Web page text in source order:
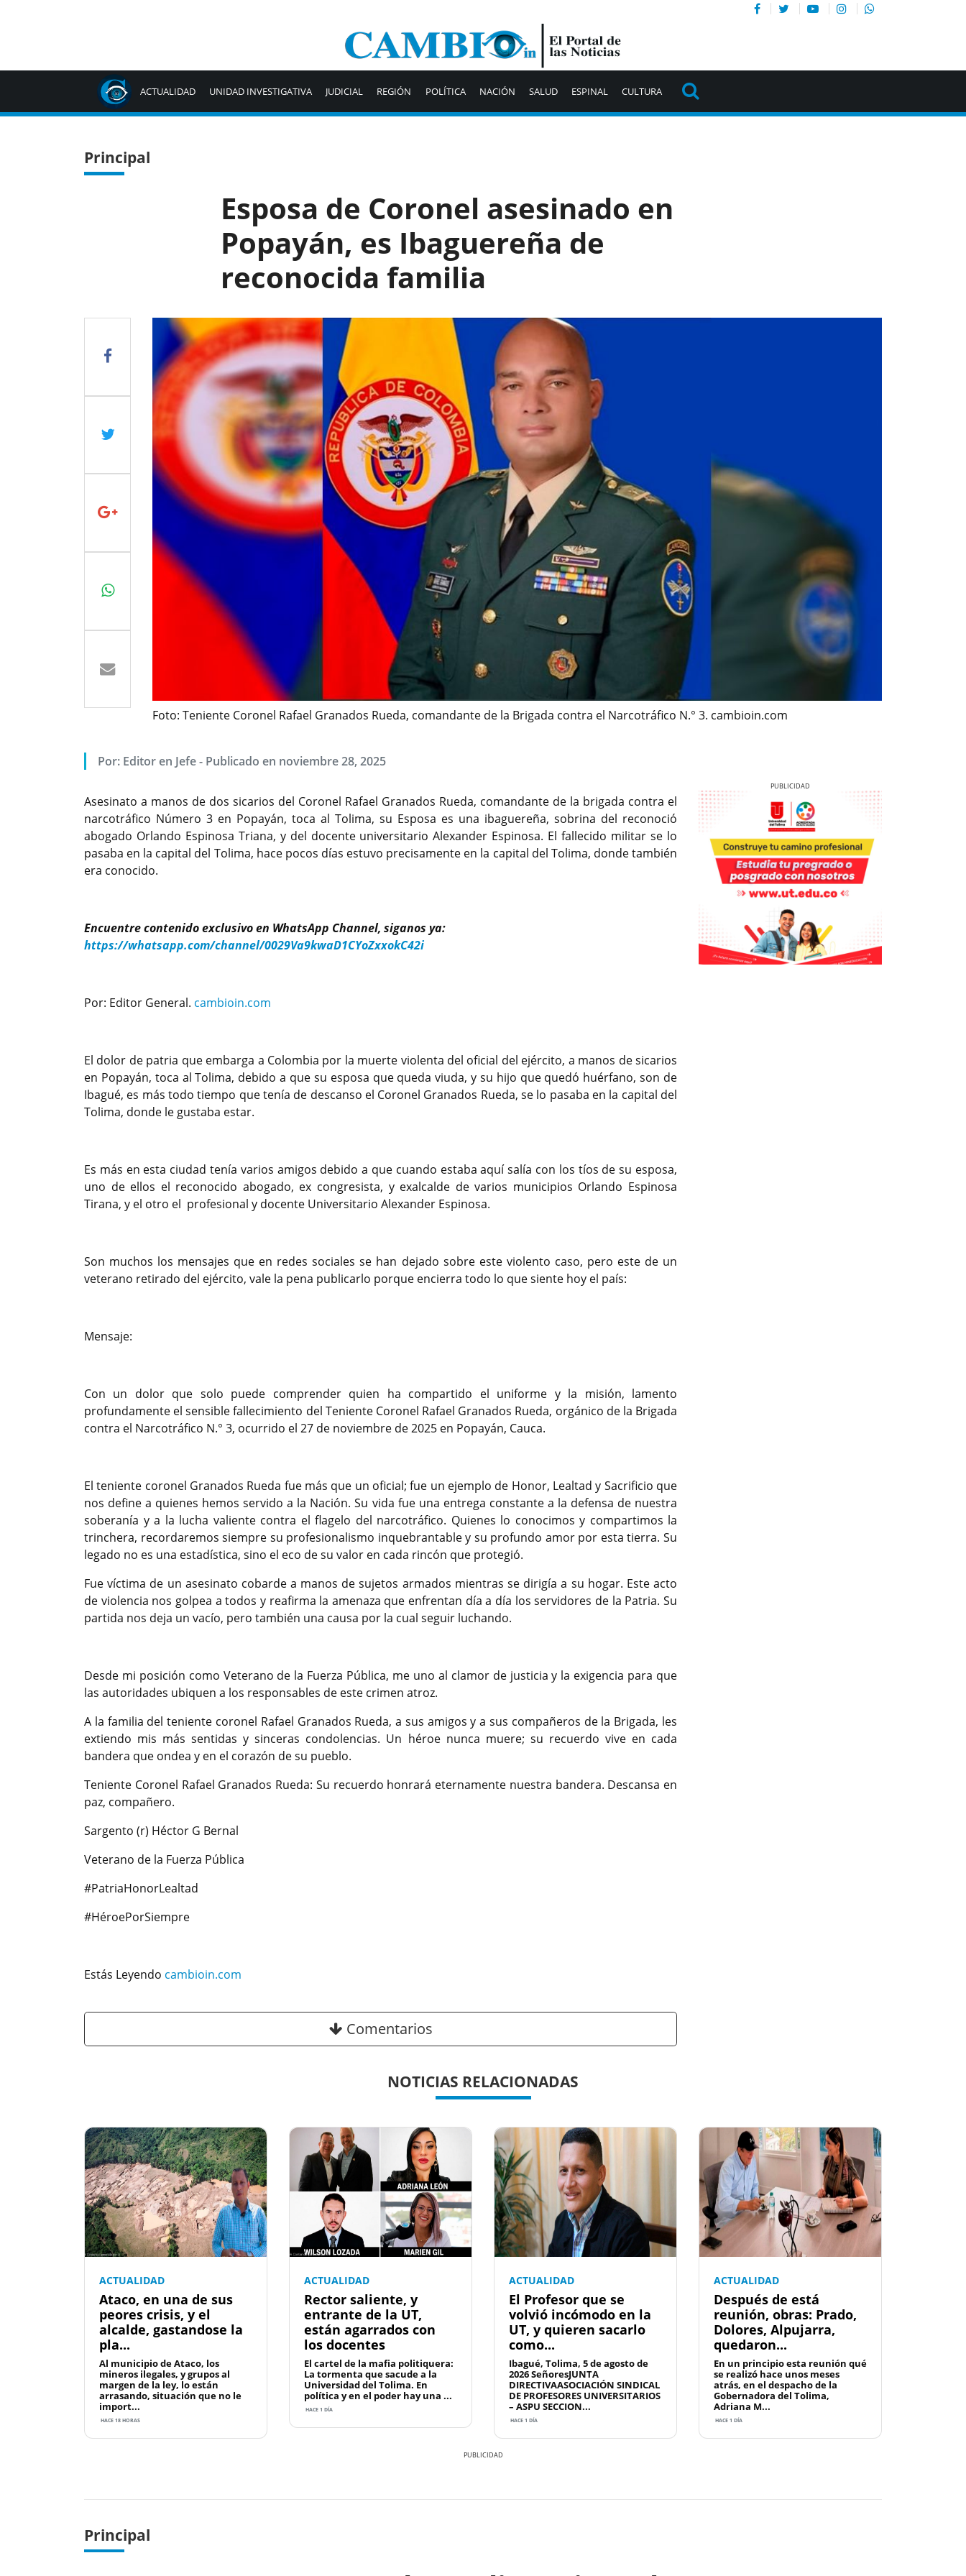
ACTUALIDAD UNIDAD INVESTIGATIVA JUDICIAL REGIÓN POLÍTICA NACIÓN SALUD ESPINAL CULTURA
Principal
Esposa de Coronel asesinado en
Popayán, es Ibaguereña de
reconocida familia
Foto: Teniente Coronel Rafael Granados Rueda, comandante de la Brigada contra el Narcotráfico N.° 3. cambioin.com
Por: Editor en Jefe - Publicado en noviembre 28, 2025
Asesinato a manos de dos sicarios del Coronel Rafael Granados Rueda, comandante de la brigada contra el
narcotráfico Número 3 en Popayán, toca al Tolima, su Esposa es una ibaguereña, sobrina del reconoció
abogado Orlando Espinosa Triana, y del docente universitario Alexander Espinosa. El fallecido militar se lo
pasaba en la capital del Tolima, hace pocos días estuvo precisamente en la capital del Tolima, donde también
era conocido.
Encuentre contenido exclusivo en WhatsApp Channel, siganos ya:
https://whatsapp.com/channel/0029Va9kwaD1CYoZxxokC42i
Por: Editor General. cambioin.com
El dolor de patria que embarga a Colombia por la muerte violenta del oficial del ejército, a manos de sicarios
en Popayán, toca al Tolima, debido a que su esposa que queda viuda, y su hijo que quedó huérfano, son de
Ibagué, es más todo tiempo que tenía de descanso el Coronel Granados Rueda, se lo pasaba en la capital del
Tolima, donde le gustaba estar.
Es más en esta ciudad tenía varios amigos debido a que cuando estaba aquí salía con los tíos de su esposa,
uno de ellos el reconocido abogado, ex congresista, y exalcalde de varios municipios Orlando Espinosa
Tirana, y el otro el profesional y docente Universitario Alexander Espinosa.
Son muchos los mensajes que en redes sociales se han dejado sobre este violento caso, pero este de un
veterano retirado del ejército, vale la pena publicarlo porque encierra todo lo que siente hoy el país:
Mensaje:
Con un dolor que solo puede comprender quien ha compartido el uniforme y la misión, lamento
profundamente el sensible fallecimiento del Teniente Coronel Rafael Granados Rueda, orgánico de la Brigada
contra el Narcotráfico N.° 3, ocurrido el 27 de noviembre de 2025 en Popayán, Cauca.
​El teniente coronel Granados Rueda fue más que un oficial; fue un ejemplo de Honor, Lealtad y Sacrificio que
nos define a quienes hemos servido a la Nación. Su vida fue una entrega constante a la defensa de nuestra
soberanía y a la lucha valiente contra el flagelo del narcotráfico. Quienes lo conocimos y compartimos la
trinchera, recordaremos siempre su profesionalismo inquebrantable y su profundo amor por esta tierra. Su
legado no es una estadística, sino el eco de su valor en cada rincón que protegió.
​Fue víctima de un asesinato cobarde a manos de sujetos armados mientras se dirigía a su hogar. Este acto
de violencia nos golpea a todos y reafirma la amenaza que enfrentan día a día los servidores de la Patria. Su
partida nos deja un vacío, pero también una causa por la cual seguir luchando.
​Desde mi posición como Veterano de la Fuerza Pública, me uno al clamor de justicia y la exigencia para que
las autoridades ubiquen a los responsables de este crimen atroz.
​A la familia del teniente coronel Rafael Granados Rueda, a sus amigos y a sus compañeros de la Brigada, les
extiendo mis más sentidas y sinceras condolencias. Un héroe nunca muere; su recuerdo vive en cada
bandera que ondea y en el corazón de su pueblo.
​Teniente Coronel Rafael Granados Rueda: Su recuerdo honrará eternamente nuestra bandera. Descansa en
paz, compañero.
​Sargento (r) Héctor G Bernal
Veterano de la Fuerza Pública
​#PatriaHonorLealtad
#HéroePorSiempre
Estás Leyendo cambioin.com
Comentarios
Previous
NOTICIAS RELACIONADAS
ACTUALIDAD
Ataco, en una de sus
peores crisis, y el
alcalde, gastandose la
pla...
Al municipio de Ataco, los
mineros ilegales, y grupos al
margen de la ley, lo están
arrasando, situación que no le
import...
HACE 18 HORAS
ACTUALIDAD
Rector saliente, y
entrante de la UT,
están agarrados con
los docentes
El cartel de la mafia politiquera:
La tormenta que sacude a la
Universidad del Tolima. En
política y en el poder hay una ...
HACE 1 DÍA
ACTUALIDAD
El Profesor que se
volvió incómodo en la
UT, y quieren sacarlo
como...
Ibagué, Tolima, 5 de agosto de
2026 SeñoresJUNTA
DIRECTIVAASOCIACIÓN SINDICAL
DE PROFESORES UNIVERSITARIOS
– ASPU SECCION...
HACE 1 DÍA
ACTUALIDAD
Después de está
reunión, obras: Prado,
Dolores, Alpujarra,
quedaron...
En un principio esta reunión qué
se realizó hace unos meses
atrás, en el despacho de la
Gobernadora del Tolima,
Adriana M...
HACE 1 DÍA
Principal